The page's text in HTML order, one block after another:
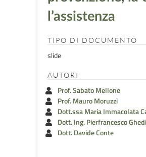
l’assistenza
TIPO DI DOCUMENTO
slide
AUTORI
Prof. Sabato Mellone
Prof. Mauro Moruzzi
Dott.ssa Maria Immacolata
Dott. Ing. Pierfrancesco
Dott. Davide Conte